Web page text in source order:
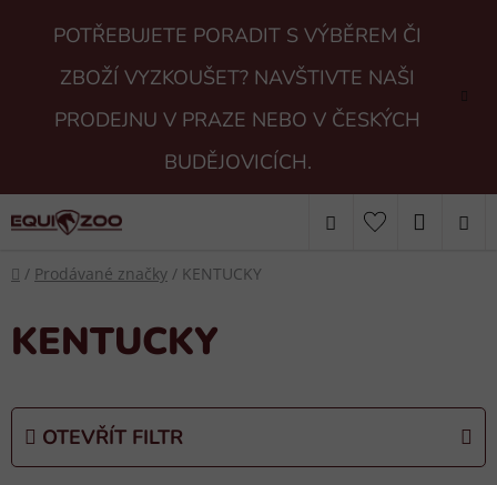
POTŘEBUJETE PORADIT S VÝBĚREM ČI
ZBOŽÍ VYZKOUŠET? NAVŠTIVTE NAŠI
PRODEJNU V PRAZE NEBO V ČESKÝCH
BUDĚJOVICÍCH.
Hledat
Domů
/ Prodávané značky / KENTUCKY
KENTUCKY
OTEVŘÍT FILTR